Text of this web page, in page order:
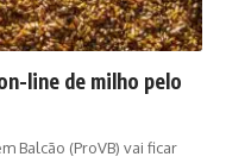
line de milho pelo
Balcão (ProVB) vai ficar